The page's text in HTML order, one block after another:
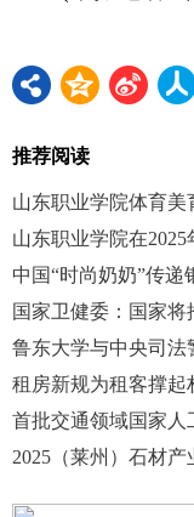
推荐阅读
中国“时尚奶奶”传
国家卫健委：国家
租房新规为租客撑起
首批交通领域国家人
2025（莱州）石材